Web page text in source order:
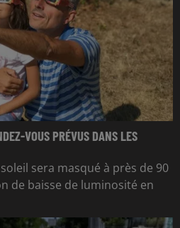
VOUS PRÉVUS DANS LES
sera masqué à près de 90
de baisse de luminosité en